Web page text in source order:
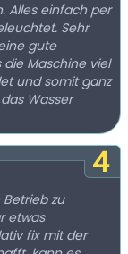
Alles einfach per
Sehr
gute
die Maschine viel
und somit ganz
Wasser
4
zu
etwas
fix mit der